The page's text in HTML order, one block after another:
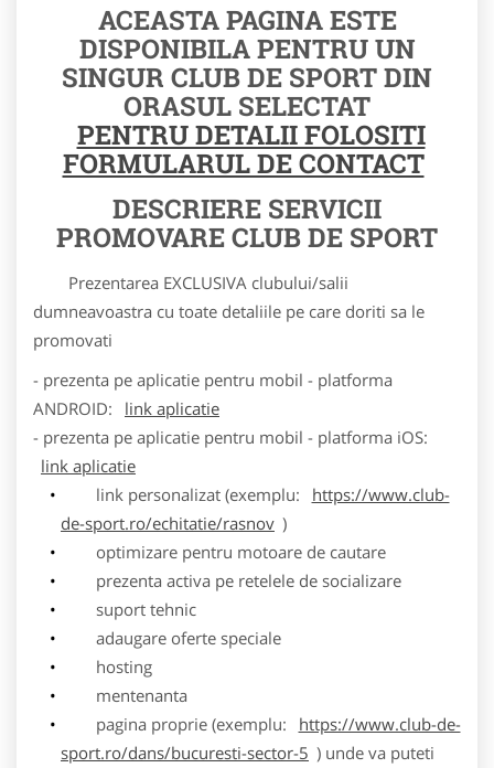
ACEASTA PAGINA ESTE
DISPONIBILA PENTRU UN
SINGUR CLUB DE SPORT DIN
ORASUL SELECTAT
PENTRU DETALII FOLOSITI
FORMULARUL DE CONTACT
DESCRIERE SERVICII
PROMOVARE CLUB DE SPORT
Prezentarea EXCLUSIVA clubului/salii
dumneavoastra cu toate detaliile pe care doriti sa le
promovati
- prezenta pe aplicatie pentru mobil - platforma
ANDROID:
link aplicatie
- prezenta pe aplicatie pentru mobil - platforma iOS:
link aplicatie
link personalizat (exemplu:
https://www.club-
de-sport.ro/echitatie/rasnov )
optimizare pentru motoare de cautare
prezenta activa pe retelele de socializare
suport tehnic
adaugare oferte speciale
hosting
mentenanta
pagina proprie (exemplu:
https://www.club-de-
sport.ro/dans/bucuresti-sector-5 ) unde va puteti